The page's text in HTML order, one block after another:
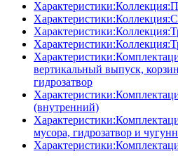
вертикальный выпуск,
гидрозатвор
(внутренний)
мусора, гидрозатвор и